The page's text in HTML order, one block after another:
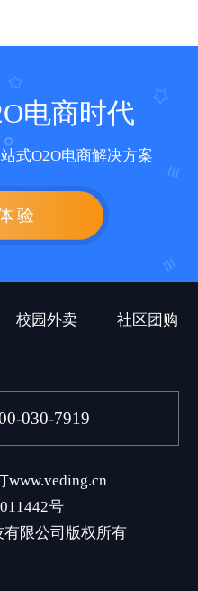
电商时代
式O2O电商解决方案
验
校园外卖
社区团购
030-7919
www.veding.cn
号
限公司版权所有